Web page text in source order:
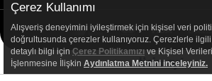
Çerez Kullanımı
Alışveriş deneyimini iyileştirmek için kişisel veri
doğrultusunda çerezler kullanıyoruz. Çerezlerle ilgili
detaylı bilgi için Çerez Politikamızı ve Kişisel
İşlenmesine İlişkin Aydınlatma Metnini inceleyiniz.